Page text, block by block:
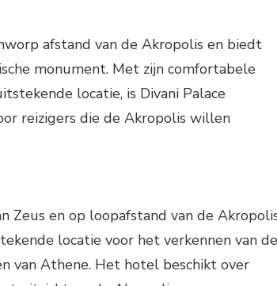
afstand van de Akropolis en biedt
monument. Met zijn comfortabele
locatie, is Divani Palace
reizigers die de Akropolis willen
Zeus en op loopafstand van de
locatie voor het verkennen van de
van Athene. Het hotel beschikt over